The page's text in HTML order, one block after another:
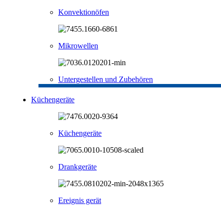
Konvektionöfen
Mikrowellen
Untergestellen und Zubehören
Küchengeräte
Küchengeräte
Drankgeräte
Ereignis gerät